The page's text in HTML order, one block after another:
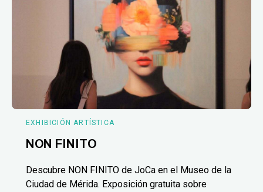
EXHIBICIÓN ARTÍSTICA
NON FINITO
Descubre NON FINITO de JoCa en el Museo de la
Ciudad de Mérida. Exposición gratuita sobre